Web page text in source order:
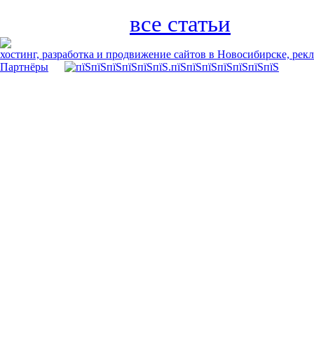
все статьи
хостинг, разработка и продвижение сайтов в Новосибирске,
Партнёры